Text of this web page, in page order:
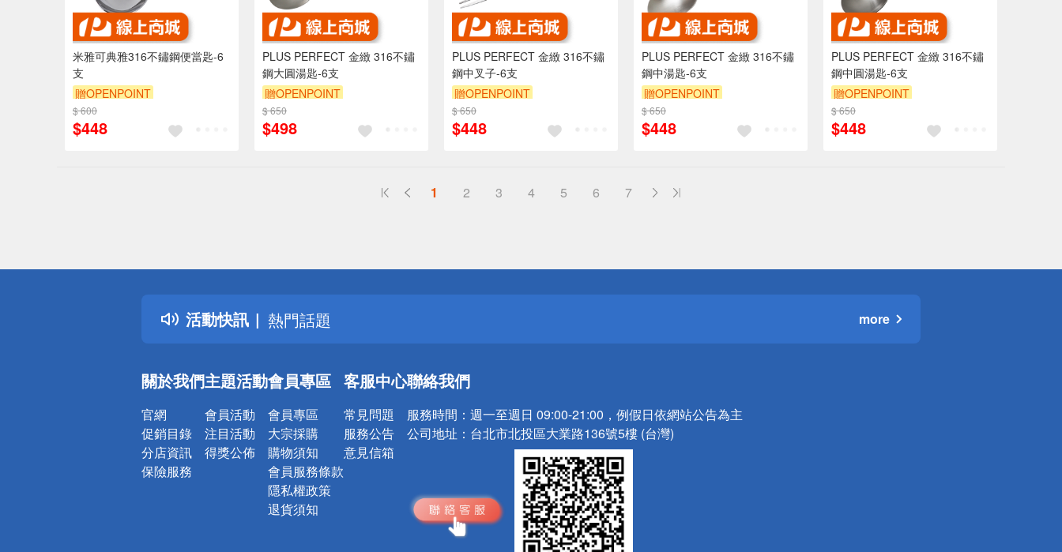
米雅可典雅316不鏽鋼便當匙-6
支
贈OPENPOINT
$ 600
$448
PLUS PERFECT 金緻 316不鏽
鋼大圓湯匙-6支
贈OPENPOINT
$ 650
$498
PLUS PERFECT 金緻 316不鏽
鋼中叉子-6支
贈OPENPOINT
$ 650
$448
PLUS PERFECT 金緻 316不鏽
鋼中湯匙-6支
贈OPENPOINT
$ 650
$448
PLUS PERFECT 金緻 316不鏽
鋼中圓湯匙-6支
贈OPENPOINT
$ 650
$448
1 2 3 4 5 6 7
活動快訊
詐騙網頁！請小心！
得獎公告
熱門話題
銀行優惠
詐騙網頁！請小心！
more
關於我們
官網
促銷目錄
分店資訊
保險服務
主題活動
會員活動
注目活動
得獎公佈
會員專區
會員專區
大宗採購
購物須知
會員服務條款
隱私權政策
退貨須知
客服中心
常見問題
服務公告
意見信箱
聯絡我們
服務時間： 週一至週日 09:00-21:00，例假日依網站公告為主
公司地址： 台北市北投區大業路136號5樓 (台灣)